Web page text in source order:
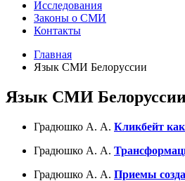
Исследования
Законы о СМИ
Контакты
Главная
Язык СМИ Белоруссии
Язык СМИ
Градюшко А. А. Кликбейт
Градюшко А. А.
Градюшко А. А. Приемы